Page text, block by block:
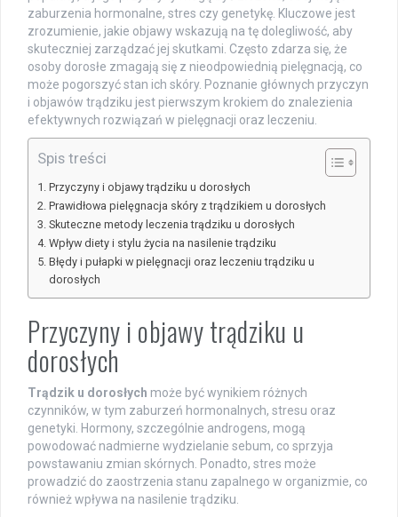
zaburzenia hormonalne, stres czy genetykę. Kluczowe jest
zrozumienie, jakie objawy wskazują na tę dolegliwość, aby
skuteczniej zarządzać jej skutkami. Często zdarza się, że
osoby dorosłe zmagają się z nieodpowiednią pielęgnacją, co
może pogorszyć stan ich skóry. Poznanie głównych przyczyn
i objawów trądziku jest pierwszym krokiem do znalezienia
efektywnych rozwiązań w pielęgnacji oraz leczeniu.
Spis treści
Przyczyny i objawy trądziku u dorosłych
Prawidłowa pielęgnacja skóry z trądzikiem u dorosłych
Skuteczne metody leczenia trądziku u dorosłych
Wpływ diety i stylu życia na nasilenie trądziku
Błędy i pułapki w pielęgnacji oraz leczeniu trądziku u
dorosłych
Przyczyny i objawy trądziku u
dorosłych
Trądzik u dorosłych może być wynikiem różnych
czynników, w tym zaburzeń hormonalnych, stresu oraz
genetyki. Hormony, szczególnie androgens, mogą
powodować nadmierne wydzielanie sebum, co sprzyja
powstawaniu zmian skórnych. Ponadto, stres może
prowadzić do zaostrzenia stanu zapalnego w organizmie, co
również wpływa na nasilenie trądziku.